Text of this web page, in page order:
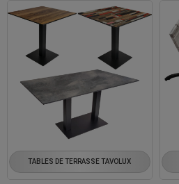
TABLES DE TERRASSE TAVOLUX